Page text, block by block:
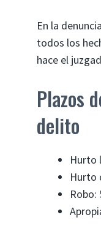
En la
todos los
hace el
Plazos
delito
Hurto
Hurto
Robo: